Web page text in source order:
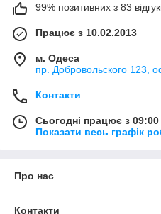
99% позитивних з 83
Працює з 10.02.2013
м. Одеса
пр. Добровольского 123,
Контакти
Сьогодні працює з
Показати весь графік
Про нас
Контакти